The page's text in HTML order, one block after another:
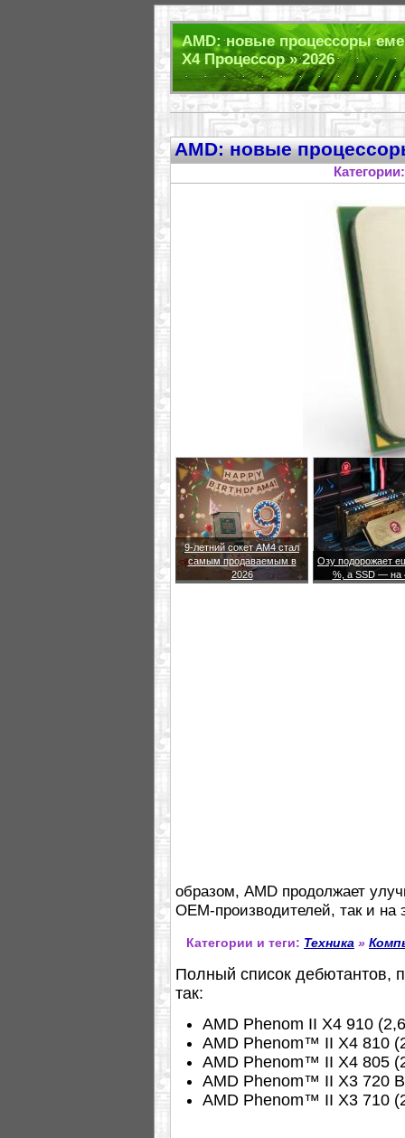
AMD: новые процессоры
X4 Процессор » 2026
AMD: новые
9-летний сокет AM4 стал
самым продаваемым в
2026
Озу подорожает
%, а SSD — на
образом, AMD продолжает
OEM-производителей, так и на
Категории и теги: Техника »
Полный список дебютантов,
так:
AMD Phenom II X4 910
AMD Phenom™ II X4 810
AMD Phenom™ II X4 805
AMD Phenom™ II X3 720
AMD Phenom™ II X3 710